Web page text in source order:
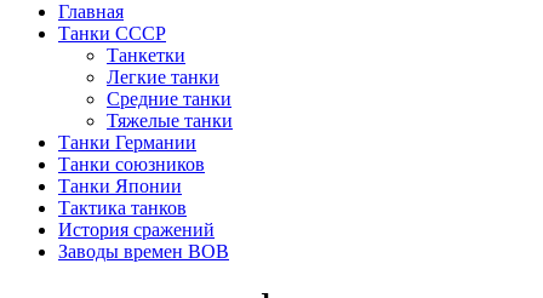
Главная
Танки СССР
Танкетки
Легкие танки
Средние танки
Тяжелые танки
Танки Германии
Танки союзников
Танки Японии
Тактика танков
История сражений
Заводы времен ВОВ